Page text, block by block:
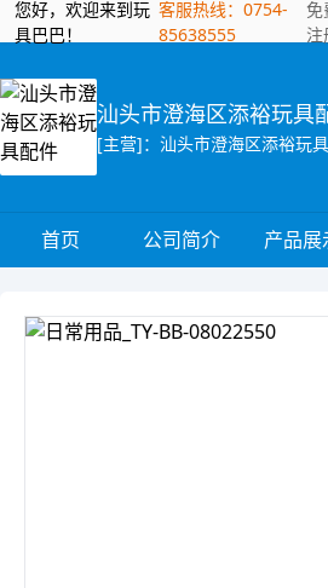
您好，欢迎来到玩
具巴巴！
客服热线：0754-
85638555
免
注
汕头市澄海区添裕玩具
首页 公司简介 产品展